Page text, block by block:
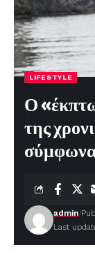
LIFESTYLE
Ο
της
Last
admin